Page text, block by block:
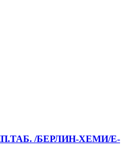
/БЕРЛИН-ХЕМИ/Е-